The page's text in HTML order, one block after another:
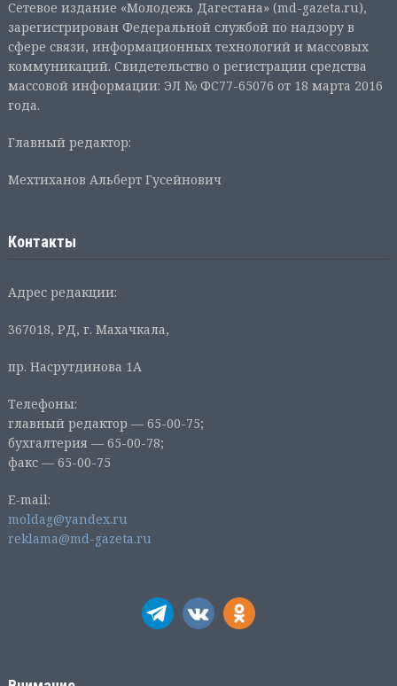
Сетевое издание «Молодежь Дагестана» (md-gazeta.ru),
зарегистрирован Федеральной службой по надзору в
сфере связи, информационных технологий и массовых
коммуникаций. Свидетельство о регистрации средства
массовой информации: ЭЛ № ФС77-65076 от 18 марта 2016
года.
Главный редактор:
Мехтиханов Альберт Гусейнович
Контакты
Адрес редакции:
367018, РД, г. Махачкала,
пр. Насрутдинова 1А
Телефоны:
главный редактор — 65-00-75;
бухгалтерия — 65-00-78;
факс — 65-00-75
E-mail:
moldag@yandex.ru
reklama@md-gazeta.ru